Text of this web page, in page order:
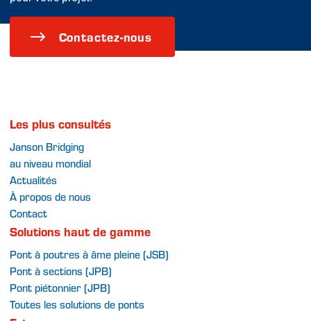
Contactez-nous
Les plus consultés
Janson Bridging
au niveau mondial
Actualités
À propos de nous
Contact
Solutions haut de gamme
Pont à poutres à âme pleine (JSB)
Pont à sections (JPB)
Pont piétonnier (JPB)
Toutes les solutions de ponts